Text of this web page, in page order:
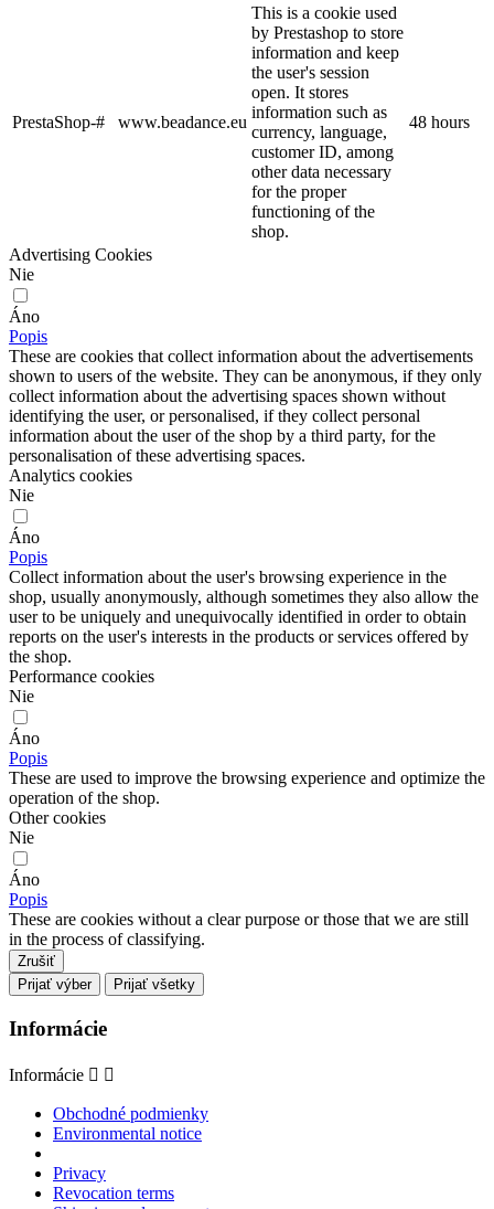
PrestaShop-# www.beadance.eu
This is a cookie used
by Prestashop to store
information and keep
the user's session
open. It stores
information such as
currency, language,
customer ID, among
other data necessary
for the proper
functioning of the
shop.
48 hours
Advertising Cookies
Nie
Áno
Popis
These are cookies that collect information about the advertisements
shown to users of the website. They can be anonymous, if they only
collect information about the advertising spaces shown without
identifying the user, or personalised, if they collect personal
information about the user of the shop by a third party, for the
personalisation of these advertising spaces.
Analytics cookies
Nie
Áno
Popis
Collect information about the user's browsing experience in the
shop, usually anonymously, although sometimes they also allow the
user to be uniquely and unequivocally identified in order to obtain
reports on the user's interests in the products or services offered by
the shop.
Performance cookies
Nie
Áno
Popis
These are used to improve the browsing experience and optimize the
operation of the shop.
Other cookies
Nie
Áno
Popis
These are cookies without a clear purpose or those that we are still
in the process of classifying.
Zrušiť
Prijať výber
Prijať všetky
Informácie
Informácie  
Obchodné podmienky
Environmental notice
Privacy
Revocation terms